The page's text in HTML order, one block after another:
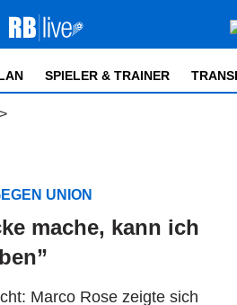
SPIELER & TRAINER
>
UNION
mache, kann ich
Marco Rose zeigte sich